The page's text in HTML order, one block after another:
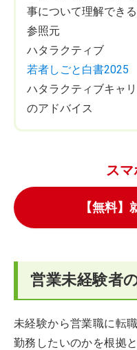
事について理解でき
参照元
ハタラクティブ
若者しごと白書2025
ハタラクティブキャ
のアドバイス
スマ
【無料
営業未経験者
未経験から営業職に転
勤務したいのかを根拠